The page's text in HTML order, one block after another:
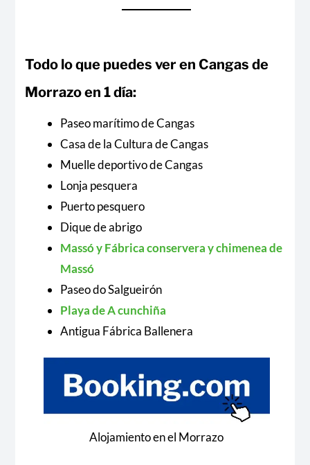
Todo lo que puedes ver en Cangas de
Morrazo en 1 día:
Paseo marítimo de Cangas
Casa de la Cultura de Cangas
Muelle deportivo de Cangas
Lonja pesquera
Puerto pesquero
Dique de abrigo
Massó y Fábrica conservera y chimenea de
Massó
Paseo do Salgueirón
Playa de A cunchiña
Antigua Fábrica Ballenera
Alojamiento en el Morrazo